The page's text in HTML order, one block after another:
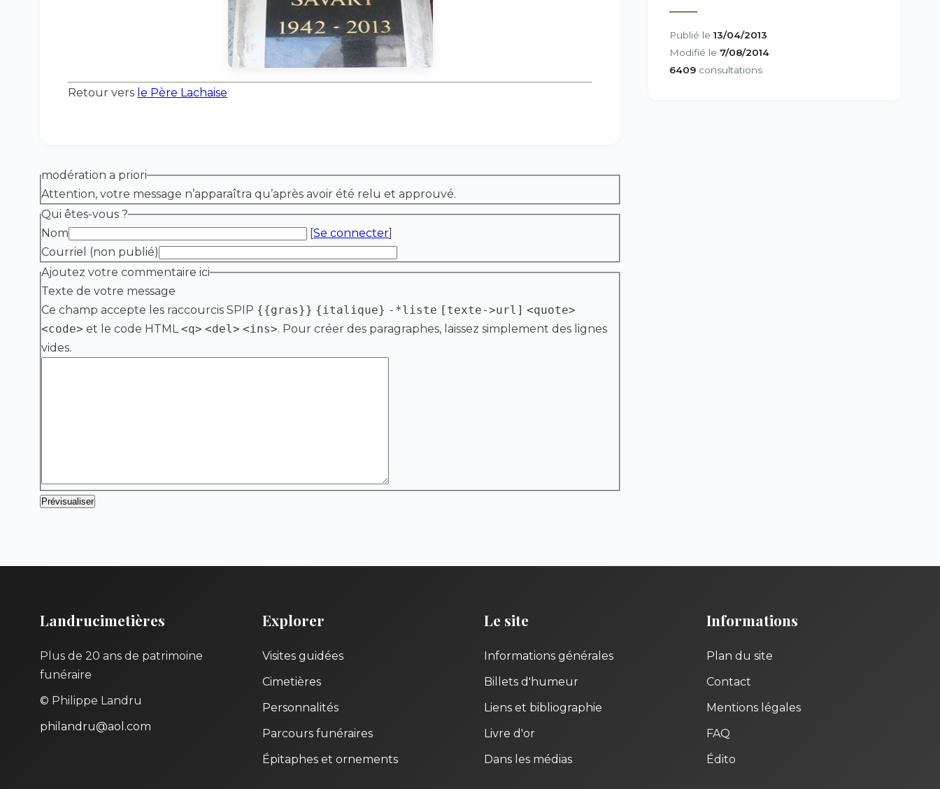
Retour vers le Père Lachaise
modération a priori
Attention, votre message n’apparaîtra qu’après avoir été relu et approuvé.
Qui êtes-vous ?
Nom
[Se connecter]
Courriel (non publié)
Ajoutez votre commentaire ici
Texte de votre message
Ce champ accepte les raccourcis SPIP {{gras}} {italique} -*liste [texte->url] <quote>
<code> et le code HTML<q> <del> <ins>. Pour créer des paragraphes, laissez simplement des lignes
vides.
Publié le 13/04/2013
Modifié le 7/08/2014
6409 consultations
Landrucimetières
Plus de 20 ans de patrimoine
funéraire
© Philippe Landru
philandru@aol.com
Explorer
Visites guidées
Cimetières
Personnalités
Parcours funéraires
Épitaphes et ornements
Le site
Informations générales
Billets d'humeur
Liens et bibliographie
Livre d'or
Dans les médias
Informations
Plan du site
Contact
Mentions légales
FAQ
Édito